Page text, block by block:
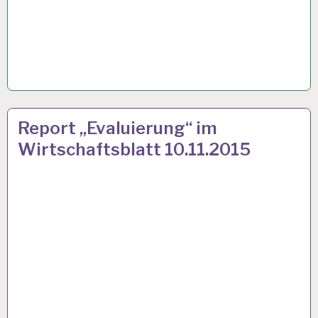
ARBEITSBEDINGUNGEN…
Report „Evaluierung“ im
Wirtschaftsblatt 10.11.2015
11 NOV. 2015